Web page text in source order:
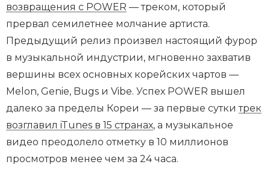
возвращения с POWER — треком, который
прервал семилетнее молчание артиста.
Предыдущий релиз произвел настоящий фурор
в музыкальной индустрии, мгновенно захватив
вершины всех основных корейских чартов —
Melon, Genie, Bugs и Vibe. Успех POWER вышел
далеко за пределы Кореи — за первые суткитрек
возглавил iTunes в 15 странах, а музыкальное
видео преодолело отметку в 10 миллионов
просмотров менее чем за 24 часа.